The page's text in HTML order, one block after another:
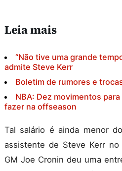
Leia mais
“Não tive uma grande
admite Steve Kerr
Boletim de rumores e
NBA: Dez movimentos
fazer na offseason
Tal salário é ainda menor
assistente de Steve Kerr no
GM Joe Cronin deu uma